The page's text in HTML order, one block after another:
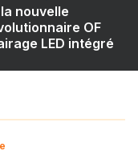
nouvelle
OF
LED intégré